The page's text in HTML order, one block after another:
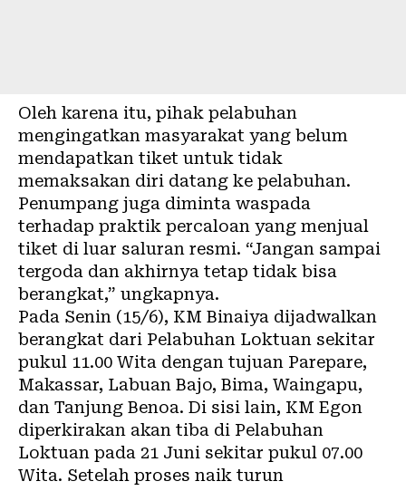
Oleh karena itu, pihak pelabuhan
mengingatkan masyarakat yang belum
mendapatkan tiket untuk tidak
memaksakan diri datang ke pelabuhan.
Penumpang juga diminta waspada
terhadap praktik percaloan yang menjual
tiket di luar saluran resmi. “Jangan sampai
tergoda dan akhirnya tetap tidak bisa
berangkat,” ungkapnya.
Pada Senin (15/6), KM Binaiya dijadwalkan
berangkat dari Pelabuhan Loktuan sekitar
pukul 11.00 Wita dengan tujuan Parepare,
Makassar, Labuan Bajo, Bima, Waingapu,
dan Tanjung Benoa. Di sisi lain, KM Egon
diperkirakan akan tiba di Pelabuhan
Loktuan pada 21 Juni sekitar pukul 07.00
Wita. Setelah proses naik turun